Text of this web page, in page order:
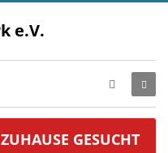
ZUHAUSE GESUCHT